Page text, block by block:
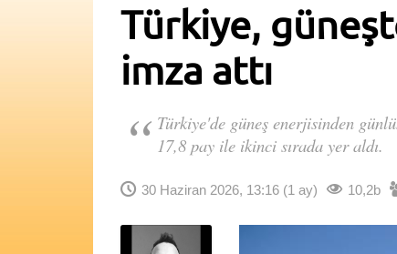
Türkiye,
imza attı
Türkiye'de güneş enerjisinden
17,8 pay ile ikinci sırada yer aldı.
30 Haziran 2026, 13:16 (1 ay) 10,2b